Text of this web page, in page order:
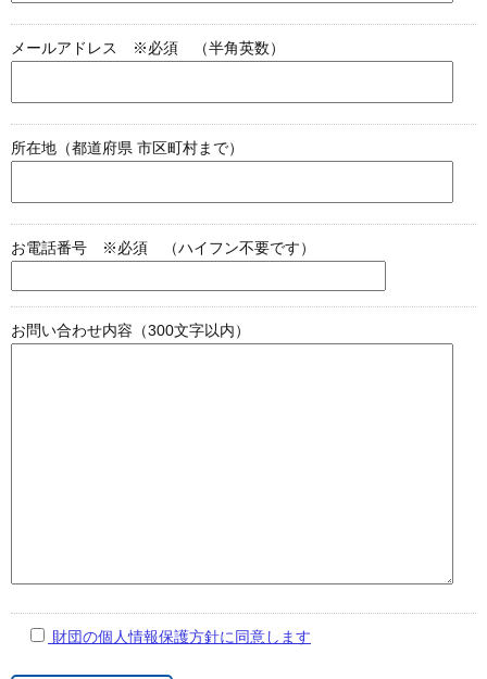
メールアドレス ※必須 （半角英数）
所在地（都道府県 市区町村まで）
お電話番号 ※必須 （ハイフン不要です）
お問い合わせ内容（300文字以内）
財団の個人情報保護方針に同意します